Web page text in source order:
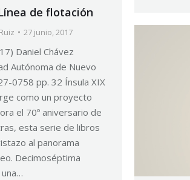
de flotación
27 junio, 2017
Daniel Chávez
Autónoma de Nuevo
0758 pp. 32 Ínsula XIX
como un proyecto
el 70º aniversario de
esta serie de libros
al panorama
Decimoséptima